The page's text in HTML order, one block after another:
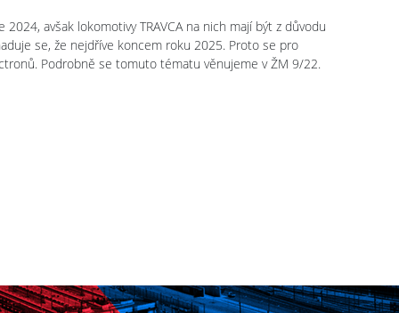
avšak lokomotivy TRAVCA na nich mají být z důvodu
se, že nejdříve koncem roku 2025. Proto se pro
Podrobně se tomuto tématu věnujeme v ŽM 9/22.